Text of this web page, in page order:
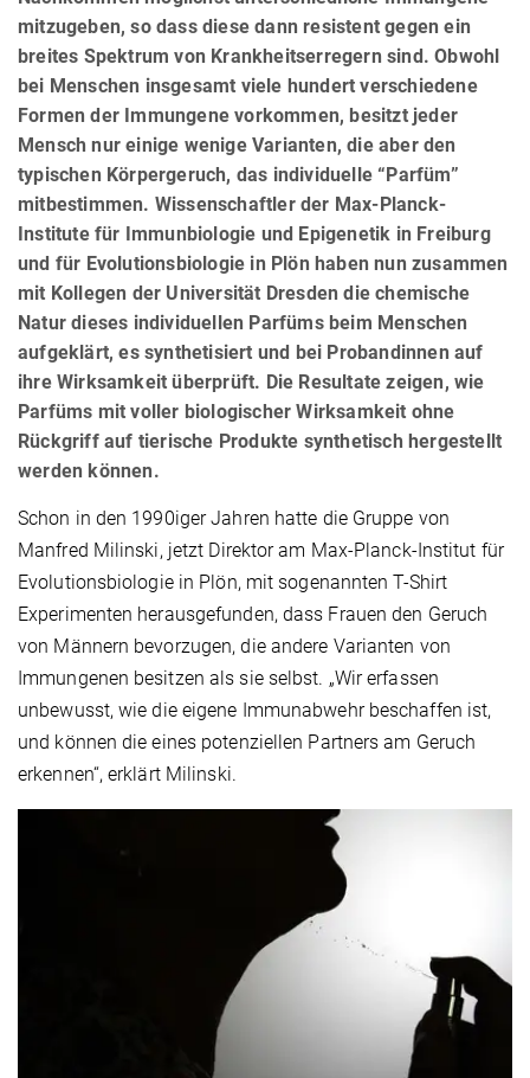
mitzugeben, so dass diese dann resistent gegen ein
breites Spektrum von Krankheitserregern sind. Obwohl
bei Menschen insgesamt viele hundert verschiedene
Formen der Immungene vorkommen, besitzt jeder
Mensch nur einige wenige Varianten, die aber den
typischen Körpergeruch, das individuelle “Parfüm”
mitbestimmen. Wissenschaftler der Max-Planck-
Institute für Immunbiologie und Epigenetik in Freiburg
und für Evolutionsbiologie in Plön haben nun zusammen
mit Kollegen der Universität Dresden die chemische
Natur dieses individuellen Parfüms beim Menschen
aufgeklärt, es synthetisiert und bei Probandinnen auf
ihre Wirksamkeit überprüft. Die Resultate zeigen, wie
Parfüms mit voller biologischer Wirksamkeit ohne
Rückgriff auf tierische Produkte synthetisch hergestellt
werden können.
Schon in den 1990iger Jahren hatte die Gruppe von
Manfred Milinski, jetzt Direktor am Max-Planck-Institut für
Evolutionsbiologie in Plön, mit sogenannten T-Shirt
Experimenten herausgefunden, dass Frauen den Geruch
von Männern bevorzugen, die andere Varianten von
Immungenen besitzen als sie selbst. „Wir erfassen
unbewusst, wie die eigene Immunabwehr beschaffen ist,
und können die eines potenziellen Partners am Geruch
erkennen“, erklärt Milinski.